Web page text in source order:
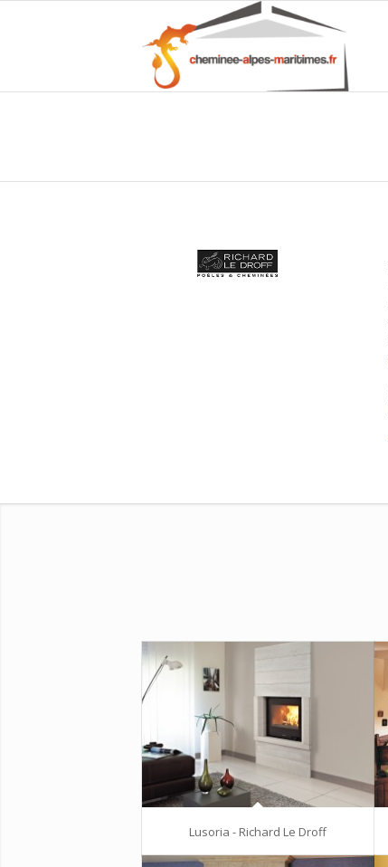
Lusoria - Richard Le Droff